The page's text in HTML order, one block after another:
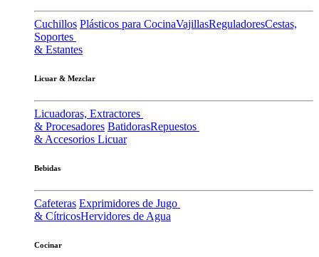
Cuchillos Plásticos para CocinaVajillasReguladoresCestas,
Soportes
& Estantes
Licuar & Mezclar
Licuadoras, Extractores
& Procesadores BatidorasRepuestos
& Accesorios Licuar
Bebidas
Cafeteras Exprimidores de Jugo
& CítricosHervidores de Agua
Cocinar